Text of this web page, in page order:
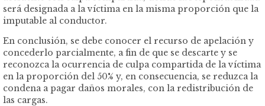
será designada a la víctima en la misma proporción que la
imputable al conductor.
En conclusión, se debe conocer el recurso de apelación y
concederlo parcialmente, a fin de que se descarte y se
reconozca la ocurrencia de culpa compartida de la víctima
en la proporción del 50% y, en consecuencia, se reduzca la
condena a pagar daños morales, con la redistribución de
las cargas.